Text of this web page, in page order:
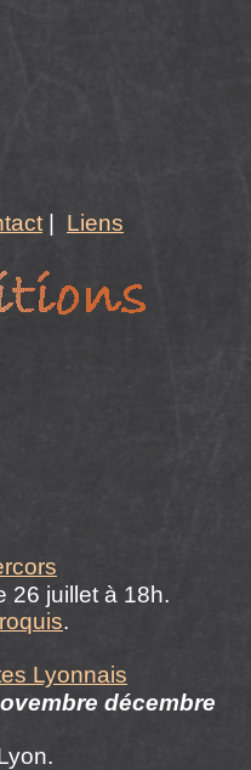
Liens
26 juillet à 18h.
.
Lyonnais
décembre
.